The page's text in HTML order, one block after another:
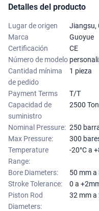
Detalles del producto
Lugar de origen
Jiangsu,
Marca
Guoyue
Certificación
CE
Número de modelo
Cantidad mínima
de pedido
1 pieza
Payment Terms
T/T
Capacidad de
suministro
2500
Nominal Pressure: 250
Max Pressure:
300
Temperature
Range:
-20°C a
Bore Diameters:
50 mm
Stroke Tolerance:
0 a
Piston Rod
Diameters:
32 mm a